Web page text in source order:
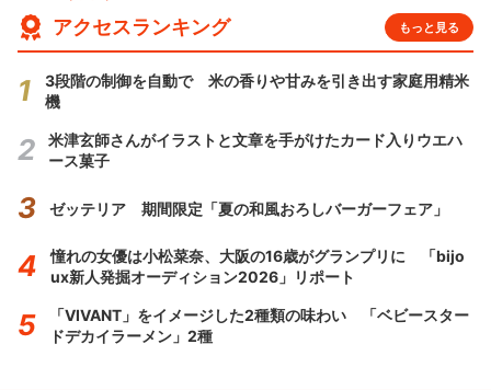
アクセスランキング もっと見る
3段階の制御を自動で 米の香りや甘みを引き出す家庭用精米
機
米津玄師さんがイラストと文章を手がけたカード入りウエハ
ース菓子
ゼッテリア 期間限定「夏の和風おろしバーガーフェア」
憧れの女優は小松菜奈、大阪の16歳がグランプリに 「bijo
ux新人発掘オーディション2026」リポート
「VIVANT」をイメージした2種類の味わい 「ベビースター
ドデカイラーメン」2種